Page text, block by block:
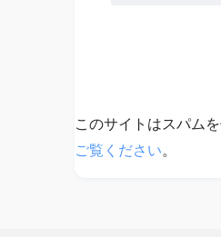
このサイトはスパム
ご覧ください。